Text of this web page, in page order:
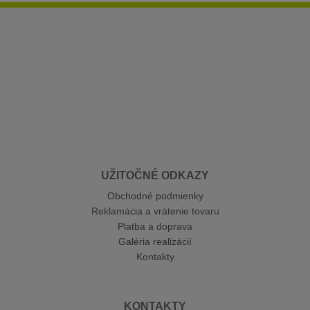
UŽITOČNÉ ODKAZY
Obchodné podmienky
Reklamácia a vrátenie tovaru
Platba a doprava
Galéria realizácií
Kontakty
KONTAKTY